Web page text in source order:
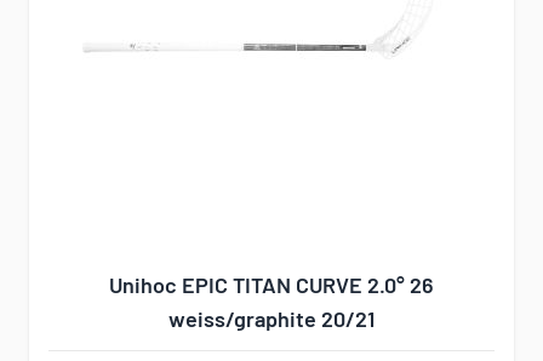
Unihoc EPIC TITAN CURVE 2.0° 26
weiss/graphite 20/21